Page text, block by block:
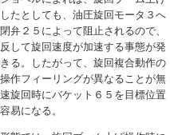
たとしても、油圧旋回モータ３へ
弁２５によって阻止されるので、
して旋回速度が加速する事態が発
る。したがって、旋回複合動作の
作フィーリングが異なることが無
旋回時にバケット６５を目標位置
易になる。